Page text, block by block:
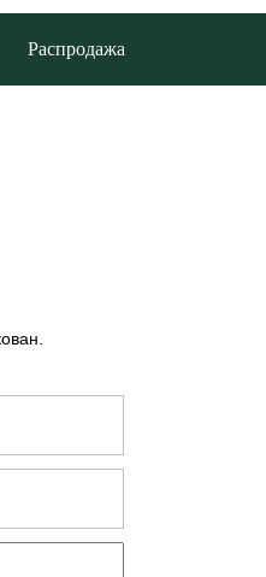
Распродажа